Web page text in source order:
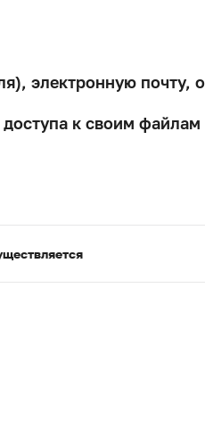
электронную почту,
к своим файлам